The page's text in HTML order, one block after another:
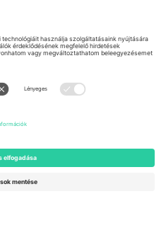
United Kingdom
167 City Road, London, Greater
Engelberg, Switzerland